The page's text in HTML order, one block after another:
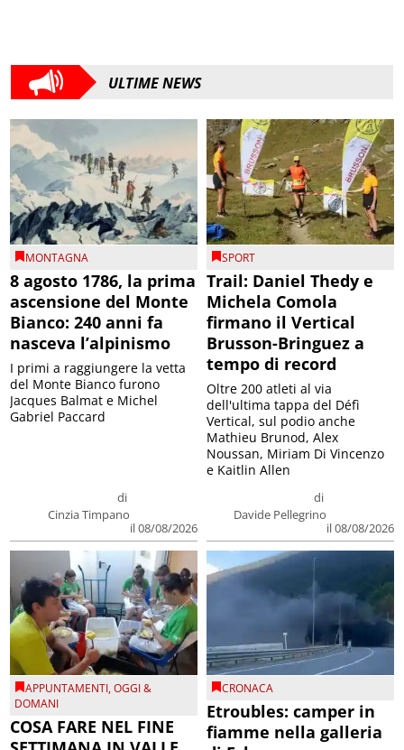
ULTIME NEWS
MONTAGNA
8 agosto 1786, la prima
ascensione del Monte
Bianco: 240 anni fa
nasceva l’alpinismo
di
Cinzia Timpano
il 08/08/2026
I primi a raggiungere la vetta
del Monte Bianco furono
Jacques Balmat e Michel
Gabriel Paccard
SPORT
Trail: Daniel Thedy e
Michela Comola
firmano il Vertical
Brusson-Bringuez a
tempo di record
di
Davide Pellegrino
il 08/08/2026
Oltre 200 atleti al via
dell'ultima tappa del Défì
Vertical, sul podio anche
Mathieu Brunod, Alex
Noussan, Miriam Di Vincenzo
e Kaitlin Allen
APPUNTAMENTI,OGGI &
DOMANI
COSA FARE NEL FINE
CRONACA
Etroubles: camper in
fiamme nella galleria